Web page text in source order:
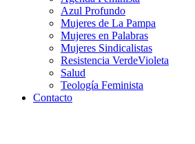
Azul Profundo
Mujeres de La Pampa
Mujeres en Palabras
Mujeres Sindicalistas
Resistencia VerdeVioleta
Salud
Teología Feminista
Contacto